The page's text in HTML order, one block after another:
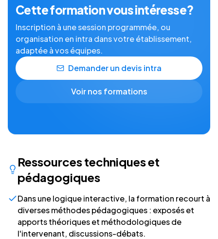
Cette formation vous intéresse ?
Inscription à une session programmée, ou
organisation en intra dans votre établissement,
adaptée à vos équipes.
Demander un devis intra
Voir nos formations
Ressources techniques et
pédagogiques
Dans une logique interactive, la formation recourt à
diverses méthodes pédagogiques : exposés et
apports théoriques et méthodologiques de
l'intervenant, discussions-débats.